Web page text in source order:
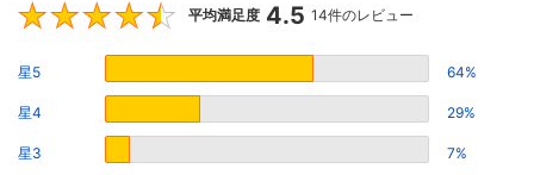
4.5
平均満足度 4.5 14件のレビュー
星5 64%
星4 29%
星3 7%